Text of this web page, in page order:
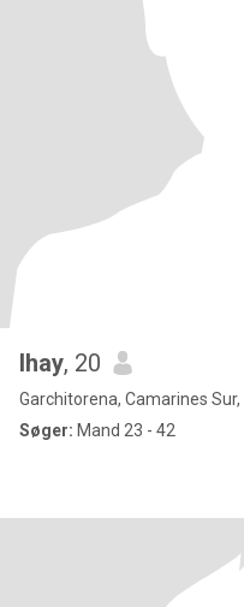
lhay, 20
Garchitorena, Camarines
Søger: Mand 23 - 42